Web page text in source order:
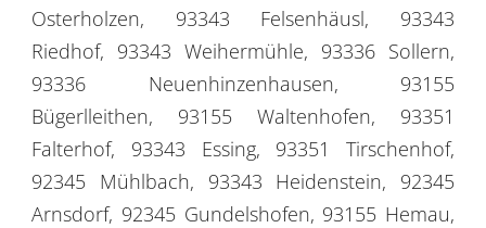
Osterholzen, 93343 Felsenhäusl, 93343
Riedhof, 93343 Weihermühle, 93336 Sollern,
93336 Neuenhinzenhausen, 93155
Bügerlleithen, 93155 Waltenhofen, 93351
Falterhof, 93343 Essing, 93351 Tirschenhof,
92345 Mühlbach, 93343 Heidenstein, 92345
Arnsdorf, 92345 Gundelshofen, 93155 Hemau,